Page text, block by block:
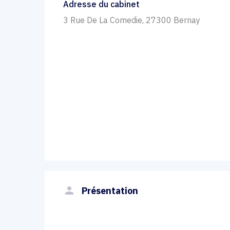
Adresse du cabinet
3 Rue De La Comedie, 27300 Bernay
person Présentation